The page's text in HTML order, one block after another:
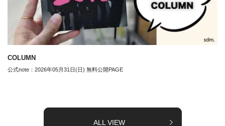
COLUMN
公式note：2026年05月31日(日) 無料公開PAGE
ALL VIEW